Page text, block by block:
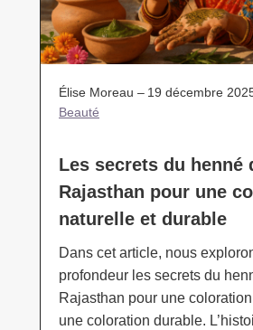
Élise Moreau – 19 décembre
Beauté
Les secrets du henné
Rajasthan pour une
naturelle et durable
Dans cet article, nous
profondeur les secrets du
Rajasthan pour une
une coloration durable.